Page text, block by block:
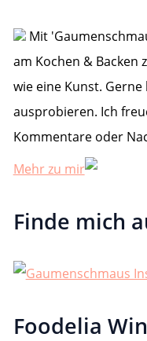
h
:
Mit
am Kochen & Backen
wie eine Kunst.
ausprobieren. Ich
Kommentare oder
Mehr zu mir
Finde mich
Foodelia